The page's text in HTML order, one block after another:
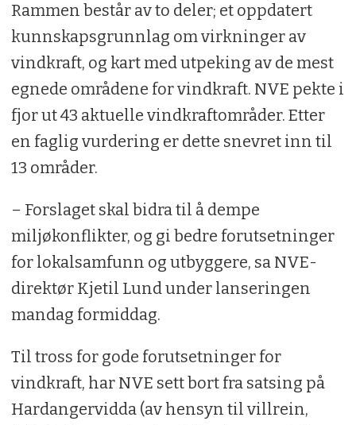
Rammen består av to deler; et oppdatert
kunnskapsgrunnlag om virkninger av
vindkraft, og kart med utpeking av de mest
egnede områdene for vindkraft. NVE pekte i
fjor ut 43 aktuelle vindkraftområder. Etter
en faglig vurdering er dette snevret inn til
13 områder.
– Forslaget skal bidra til å dempe
miljøkonflikter, og gi bedre forutsetninger
for lokalsamfunn og utbyggere, sa NVE-
direktør Kjetil Lund under lanseringen
mandag formiddag.
Til tross for gode forutsetninger for
vindkraft, har NVE sett bort fra satsing på
Hardangervidda (av hensyn til villrein,